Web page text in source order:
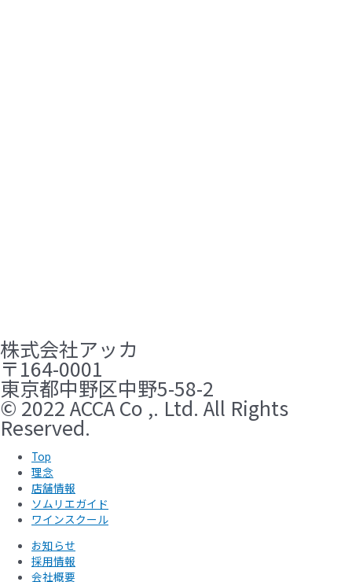
株式会社アッカ
〒164-0001​
東京都中野区中野5-58-2
© 2022 ACCA Co ,. Ltd. All Rights
Reserved.
Top
理念
店舗情報
ソムリエガイド
ワインスクール
お知らせ
採用情報
会社概要